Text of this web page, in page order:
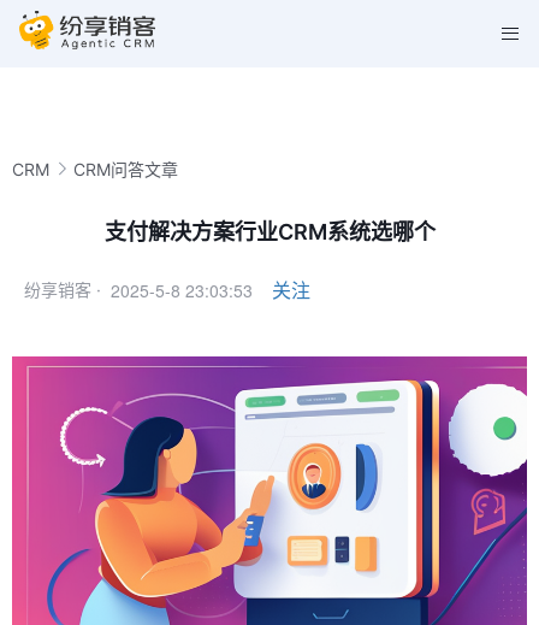
CRM CRM问答文章
支付解决方案行业CRM系统选哪个
纷享销客 · 2025-5-8 23:03:53 关注